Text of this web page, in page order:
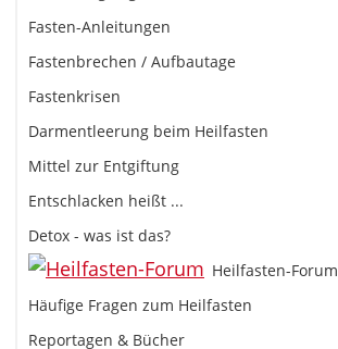
Fasten-Anleitungen
Fastenbrechen / Aufbautage
Fastenkrisen
Darmentleerung beim Heilfasten
Mittel zur Entgiftung
Entschlacken heißt ...
Detox - was ist das?
Heilfasten-Forum
Häufige Fragen zum Heilfasten
Reportagen & Bücher